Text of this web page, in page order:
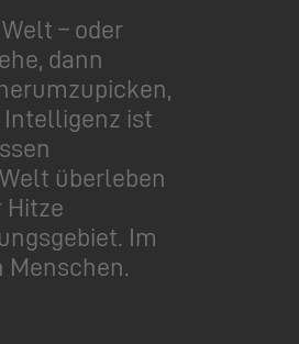
– oder
dann
Intelligenz ist
überleben
Hitze
Im
Menschen.